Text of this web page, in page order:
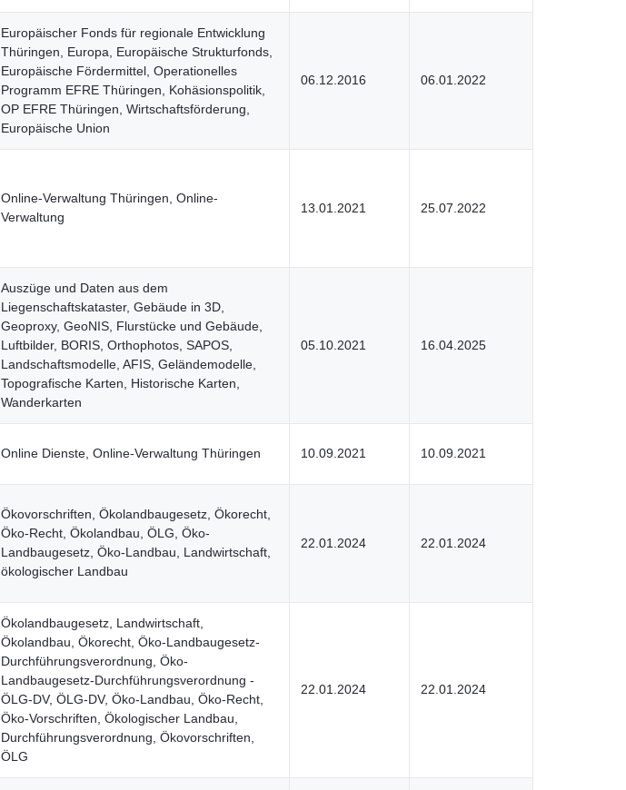
Europäischer Fonds für regionale Entwicklung
Thüringen, Europa, Europäische Strukturfonds,
Europäische Fördermittel, Operationelles
Programm EFRE Thüringen, Kohäsionspolitik,
OP EFRE Thüringen, Wirtschaftsförderung,
Europäische Union
06.12.2016 06.01.2022
Online-Verwaltung Thüringen, Online-
Verwaltung
13.01.2021 25.07.2022
Auszüge und Daten aus dem
Liegenschaftskataster, Gebäude in 3D,
Geoproxy, GeoNIS, Flurstücke und Gebäude,
Luftbilder, BORIS, Orthophotos, SAPOS,
Landschaftsmodelle, AFIS, Geländemodelle,
Topografische Karten, Historische Karten,
Wanderkarten
05.10.2021 16.04.2025
Online Dienste, Online-Verwaltung Thüringen 10.09.2021 10.09.2021
Ökovorschriften, Ökolandbaugesetz, Ökorecht,
Öko-Recht, Ökolandbau, ÖLG, Öko-
Landbaugesetz, Öko-Landbau, Landwirtschaft,
ökologischer Landbau
22.01.2024 22.01.2024
Ökolandbaugesetz, Landwirtschaft,
Ökolandbau, Ökorecht, Öko-Landbaugesetz-
Durchführungsverordnung, Öko-
Landbaugesetz-Durchführungsverordnung -
ÖLG-DV, ÖLG-DV, Öko-Landbau, Öko-Recht,
Öko-Vorschriften, Ökologischer Landbau,
Durchführungsverordnung, Ökovorschriften,
ÖLG
22.01.2024 22.01.2024